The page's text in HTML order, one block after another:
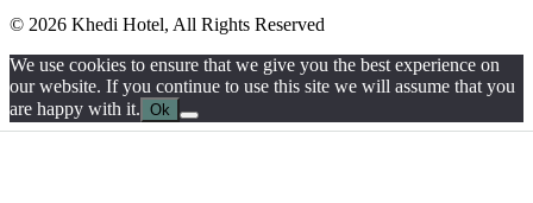
© 2026 Khedi Hotel, All Rights Reserved
We use cookies to ensure that we give you the best experience on
our website. If you continue to use this site we will assume that you
are happy with it. Ok